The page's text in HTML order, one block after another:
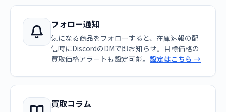
フォロー通知
気になる商品をフォローすると、在庫速報の配
信時にDiscordのDMで即お知らせ。目標価格の
買取価格アラートも設定可能。 設定はこちら →
買取コラム